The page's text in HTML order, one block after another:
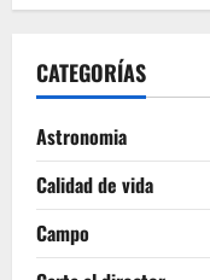
CATEGORÍAS
Astronomia
Calidad de vida
Campo